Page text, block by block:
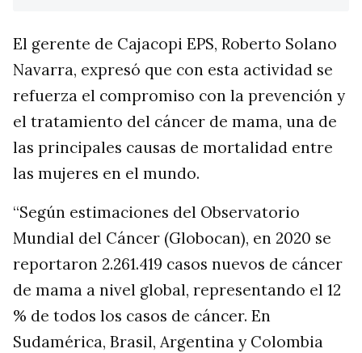
El gerente de Cajacopi EPS, Roberto Solano
Navarra, expresó que con esta actividad se
refuerza el compromiso con la prevención y
el tratamiento del cáncer de mama, una de
las principales causas de mortalidad entre
las mujeres en el mundo.
“Según estimaciones del Observatorio
Mundial del Cáncer (Globocan), en 2020 se
reportaron 2.261.419 casos nuevos de cáncer
de mama a nivel global, representando el 12
% de todos los casos de cáncer. En
Sudamérica, Brasil, Argentina y Colombia